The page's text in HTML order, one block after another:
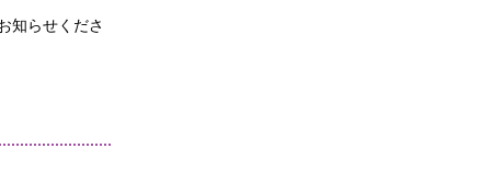
知らせくださ